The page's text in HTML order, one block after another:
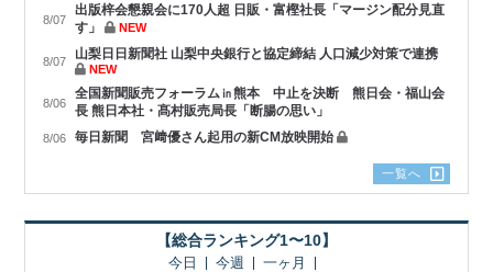
8/07
出版梓会懇親会に170人超 日販・富樫社長「マージン配分見直
す」
NEW
8/07 山梨日日新聞社 山梨中央銀行と協定締結 人口減少対策で連携
NEW
8/06
全国新聞販売フォーラム㏌熊本 中止を決断 熊日会・福山会
長 熊日本社・髙村販売局長「断腸の思い」
8/06 毎日新聞 宮﨑優さん起用の新CM放映開始
一覧へ
【総合ランキング1〜10】
今日 今週 一ヶ月